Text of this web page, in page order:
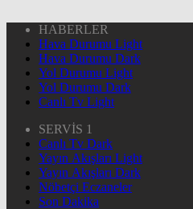
HABERLER
Hava Durumu Light
Hava Durumu Dark
Yol Durumu Light
Yol Durumu Dark
Canlı Tv Light
SERVİS 1
Canlı Tv Dark
Yayın Akışları Light
Yayın Akışları Dark
Nöbetçi Eczaneler
Son Dakika